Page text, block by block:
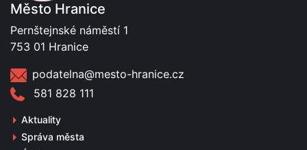
Město Hranice
Pernštejnské náměstí 1
753 01 Hranice
podatelna@mesto-hranice.cz
581 828 111
Aktuality
Správa města